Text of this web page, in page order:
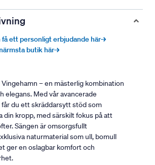
få ett personligt erbjudande här→
butik här→
– en mästerlig kombination
elegans. Med vår avancerade
du ett skräddarsytt stöd som
din kropp, med särskilt fokus på att
Sängen är omsorgsfullt
naturmaterial som ull, bomull
ger en oslagbar komfort och